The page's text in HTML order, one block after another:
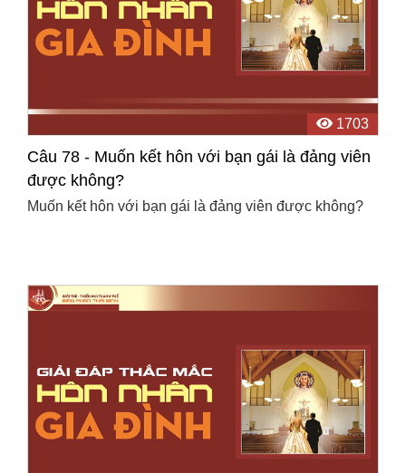
1703
Câu 78 - Muốn kết hôn với bạn gái là đảng viên
được không?
Muốn kết hôn với bạn gái là đảng viên được không?